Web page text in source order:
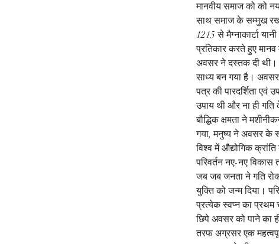
मानवीय समाज को को
साथ समाज के सम्मुख
1215 से मैग्नाकार्टा
प्रतिकार करते हुए
अवसर ने दस्तक दी थी।
साध्य बन गया है।
पत्र की पारदर्शिता एवं
उपाय थी और ना ही
बौद्धिक क्षमता ने
गया, मनुष्य ने अवसर के
विश्व में औद्योगिक
परिवर्तन नए-नए
जब जब जनता ने गति
युक्ति को जन्म दिया।
प्रत्येक स्वप्न का प्रथम
छिपे अवसर को पाने का
तरफ अग्रसर एक